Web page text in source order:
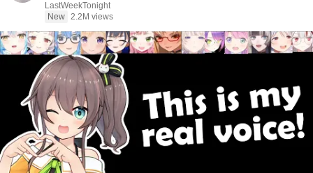
LastWeekTonight
New 2.2M views